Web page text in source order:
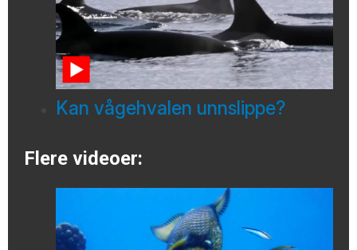
Kan vågehvalen unnslippe?
Flere videoer: